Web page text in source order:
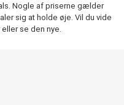
Nogle af priserne gælder
sig at holde øje. Vil du vide
se den nye.